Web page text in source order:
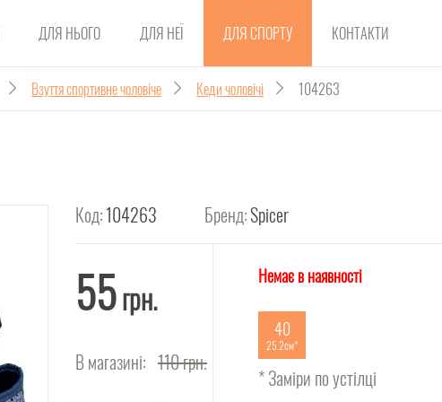
ДЛЯ НЬОГО ДЛЯ НЕЇ ДЛЯ СПОРТУ КОНТАКТИ
Взуття спортивне чоловіче Кеди чоловічі 104263
Код:104263 Бренд:Spicer
55грн.
В магазині: 110грн.
Немає в наявності
40
25.2см
* Заміри по устілці